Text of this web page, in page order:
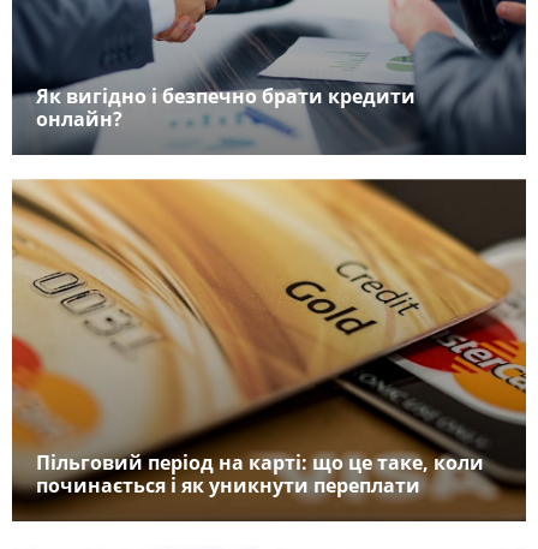
Як вигідно і безпечно брати кредити
онлайн?
Пільговий період на карті: що це таке, коли
починається і як уникнути переплати